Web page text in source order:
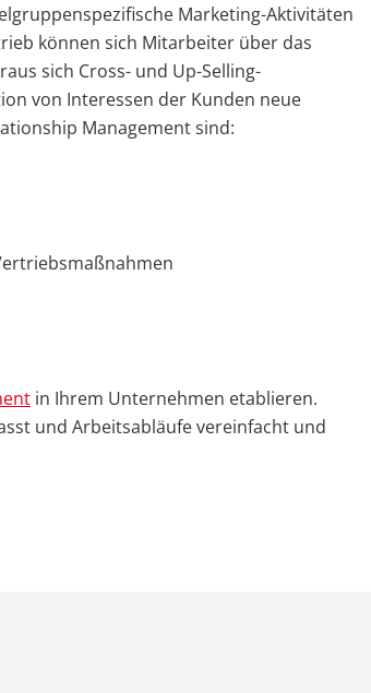
Marketing-Aktivitäten
können sich Mitarbeiter über das
sich Cross- und Up-Selling-
von Interessen der Kunden neue
Management sind:
in Ihrem Unternehmen etablieren.
und Arbeitsabläufe vereinfacht und